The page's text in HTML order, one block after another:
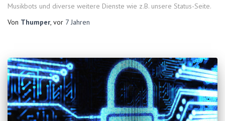
Musikbots und diverse weitere Dienste wie z.B. unsere Status-Seite.
Von Thumper, vor 7 Jahren